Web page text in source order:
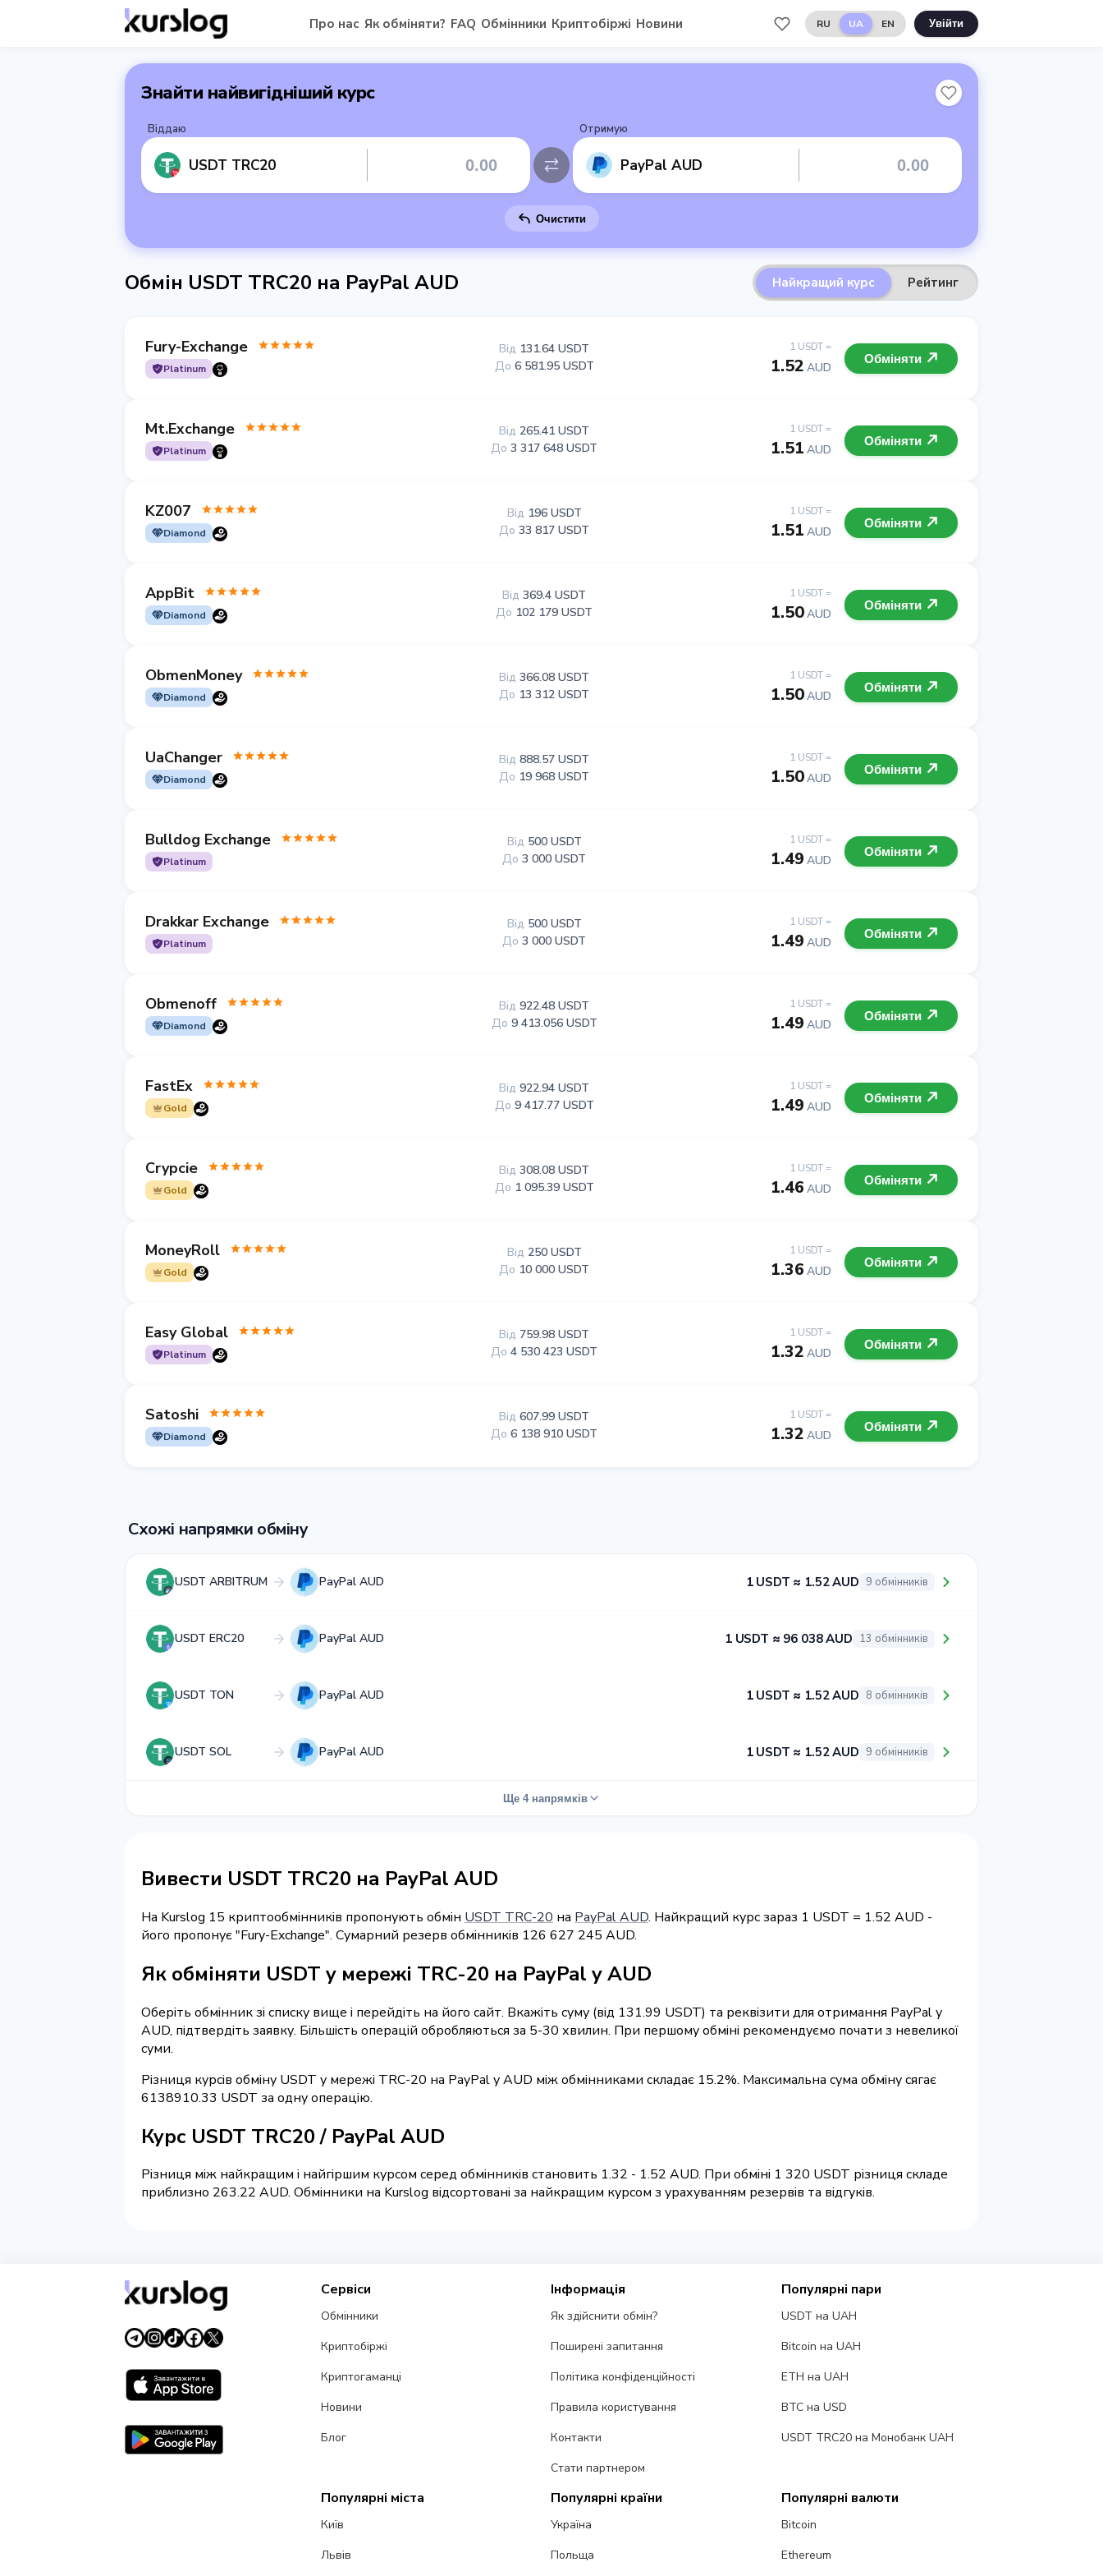
Про нас Як обміняти? FAQ Обмінники Криптобіржі Новини RU UA EN Увійти
Знайти найвигідніший курс
Віддаю
USDT TRC20
Отримую
PayPal AUD
Очистити
Обмін USDT TRC20 на PayPal AUD Найкращий курс Рейтинг
Fury-Exchange
Platinum
1 USDT =
1.52 AUD
Від 131.64 USDT
До 6 581.95 USDT Обміняти
Mt.Exchange
Platinum
1 USDT =
1.51 AUD
Від 265.41 USDT
До 3 317 648 USDT Обміняти
KZ007
Diamond
1 USDT =
1.51 AUD
Від 196 USDT
До 33 817 USDT Обміняти
AppBit
Diamond
1 USDT =
1.50AUD
Від 369.4 USDT
До 102 179 USDT Обміняти
ObmenMoney
Diamond
1 USDT =
1.50AUD
Від 366.08 USDT
До 13 312 USDT Обміняти
UaChanger
Diamond
1 USDT =
1.50AUD
Від 888.57 USDT
До 19 968 USDT Обміняти
Bulldog Exchange
Platinum
1 USDT =
1.49 AUD
Від 500 USDT
До 3 000 USDT Обміняти
Drakkar Exchange
Platinum
1 USDT =
1.49 AUD
Від 500 USDT
До 3 000 USDT Обміняти
Obmenoff
Diamond
1 USDT =
1.49 AUD
Від 922.48 USDT
До 9 413.056 USDT Обміняти
FastEx
Gold
1 USDT =
1.49 AUD
Від 922.94 USDT
До 9 417.77 USDT Обміняти
Crypcie
Gold
1 USDT =
1.46 AUD
Від 308.08 USDT
До 1 095.39 USDT Обміняти
MoneyRoll
Gold
1 USDT =
1.36 AUD
Від 250 USDT
До 10 000 USDT Обміняти
Easy Global
Platinum
1 USDT =
1.32 AUD
Від 759.98 USDT
До 4 530 423 USDT Обміняти
Satoshi
Diamond
1 USDT =
1.32 AUD
Від 607.99 USDT
До 6 138 910 USDT Обміняти
Схожі напрямки обміну
USDT ARBITRUM PayPal AUD 1 USDT ≈ 1.52 AUD 9 обмінників
USDT ERC20 PayPal AUD 1 USDT ≈ 96 038 AUD 13 обмінників
USDT TON PayPal AUD 1 USDT ≈ 1.52 AUD 8 обмінників
USDT SOL PayPal AUD 1 USDT ≈ 1.52 AUD 9 обмінників
Ще 4 напрямків
Вивести USDT TRC20 на PayPal AUD
На Kurslog 15 криптообмінників пропонують обмін USDT TRC-20 на PayPal AUD. Найкращий курс зараз 1 USDT = 1.52 AUD -
його пропонує "Fury-Exchange". Сумарний резерв обмінників 126 627 245 AUD.
Як обміняти USDT у мережі TRC-20 на PayPal у AUD
Оберіть обмінник зі списку вище і перейдіть на його сайт. Вкажіть суму (від 131.99 USDT) та реквізити для отримання PayPal у
AUD, підтвердіть заявку. Більшість операцій обробляються за 5-30 хвилин. При першому обміні рекомендуємо почати з невеликої
суми.
Різниця курсів обміну USDT у мережі TRC-20 на PayPal у AUD між обмінниками складає 15.2%. Максимальна сума обміну сягає
6138910.33 USDT за одну операцію.
Курс USDT TRC20 / PayPal AUD
Різниця між найкращим і найгіршим курсом серед обмінників становить 1.32 - 1.52 AUD. При обміні 1 320 USDT різниця складе
приблизно 263.22 AUD. Обмінники на Kurslog відсортовані за найкращим курсом з урахуванням резервів та відгуків.
Сервіси
Обмінники
Криптобіржі
Криптогаманці
Новини
Блог
Інформація
Як здійснити обмін?
Поширені запитання
Політика конфіденційності
Правила користування
Контакти
Стати партнером
Популярні пари
USDT на UAH
Bitcoin на UAH
ETH на UAH
BTC на USD
USDT TRC20 на Монобанк UAH
Популярні міста
Київ
Львів
Популярні країни
Україна
Польща
Популярні валюти
Bitcoin
Ethereum